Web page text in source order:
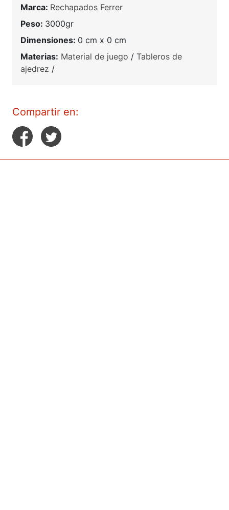
Marca: Rechapados Ferrer
Peso: 3000gr
Dimensiones: 0 cm x 0 cm
Materias: Material de juego / Tableros de
ajedrez /
Compartir en: